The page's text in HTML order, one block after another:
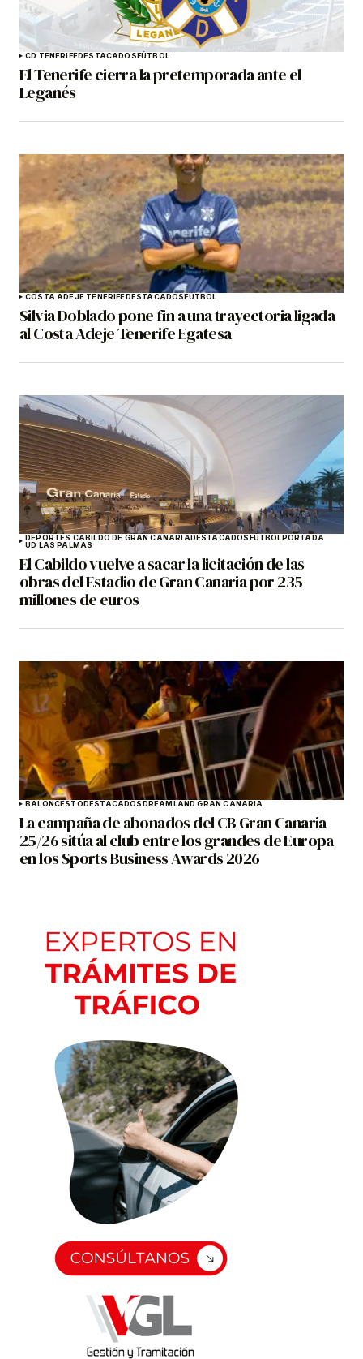
CD TENERIFEDESTACADOSFÚTBOL
El Tenerife cierra la pretemporada ante el
Leganés
COSTA ADEJE TENERIFEDESTACADOSFÚTBOL
Silvia Doblado pone fin a una trayectoria ligada
al Costa Adeje Tenerife Egatesa
DEPORTES CABILDO DE GRAN CANARIADESTACADOSFÚTBOLPORTADA
UD LAS PALMAS
El Cabildo vuelve a sacar la licitación de las
obras del Estadio de Gran Canaria por 235
millones de euros
BALONCESTODESTACADOSDREAMLAND GRAN CANARIA
La campaña de abonados del CB Gran Canaria
25/26 sitúa al club entre los grandes de Europa
en los Sports Business Awards 2026